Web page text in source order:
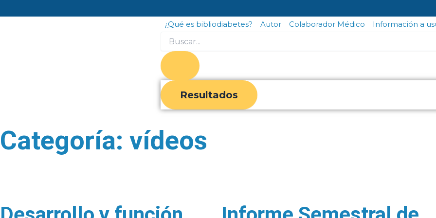
al
¿Qué es bibliodiabetes? Autor Colaborador Médico Información a
Resultados
Categoría: vídeos